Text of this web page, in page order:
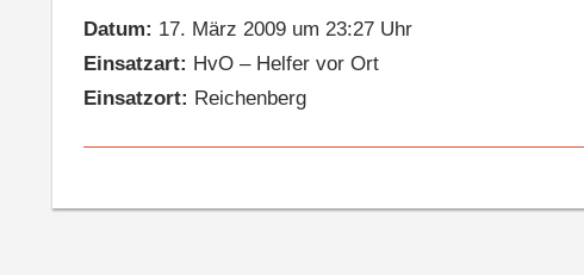
Datum: 17. März 2009 um 23:27 Uhr
Einsatzart: HvO – Helfer vor Ort
Einsatzort: Reichenberg